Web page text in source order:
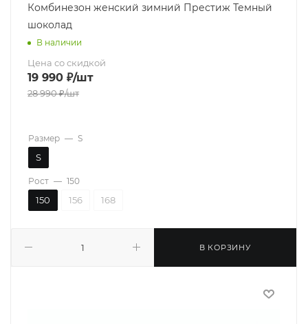
Комбинезон женский зимний Престиж Темный
шоколад
В наличии
Цена со скидкой
19 990 ₽/шт
28 990₽/шт
В КОРЗИНУ
Размер — S
S
Рост — 150
150 156 168